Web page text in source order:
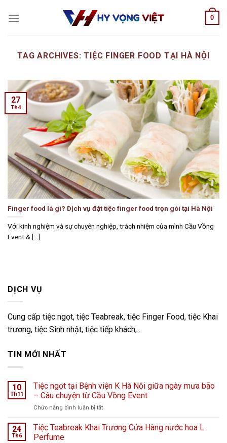
0
TAG ARCHIVES:TIỆC FINGER FOOD TẠI HÀ NỘI
Finger food là gì? Dịch vụ đặt tiệc finger food trọn gói tại Hà Nội
Với kinh nghiệm và sự chuyên nghiệp, trách nhiệm của mình Cầu Vồng
Event & [...]
27
Th4
DỊCH VỤ
Cung cấp tiệc ngọt, tiệc Teabreak, tiệc Finger Food, tiệc Khai
trương, tiệc Sinh nhật, tiệc tiếp khách,…
TIN MỚI NHẤT
10
Th11
Tiệc ngọt tại Bệnh viện K Hà Nội giữa ngày mưa bão
– Câu chuyện từ Cầu Vồng Event
Chức năng bình luận bị tắtở
ngọt
24
Th6
Tiệc Teabreak Khai Trương Cửa Hàng nước hoa L
Perfume